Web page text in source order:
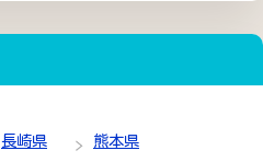
長崎県 熊本県